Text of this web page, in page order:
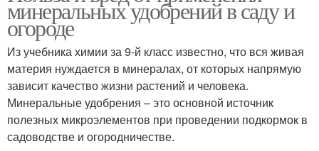
минеральных удобрений в саду и
огороде
Из учебника химии за 9-й класс известно, что вся живая
материя нуждается в минералах, от которых напрямую
зависит качество жизни растений и человека.
Минеральные удобрения – это основной источник
полезных микроэлементов при проведении подкормок в
садоводстве и огородничестве.